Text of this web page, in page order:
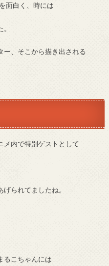
面白く、時には
ー、そこから描き出される
内で特別ゲストとして
られてましたね。
こちゃんには